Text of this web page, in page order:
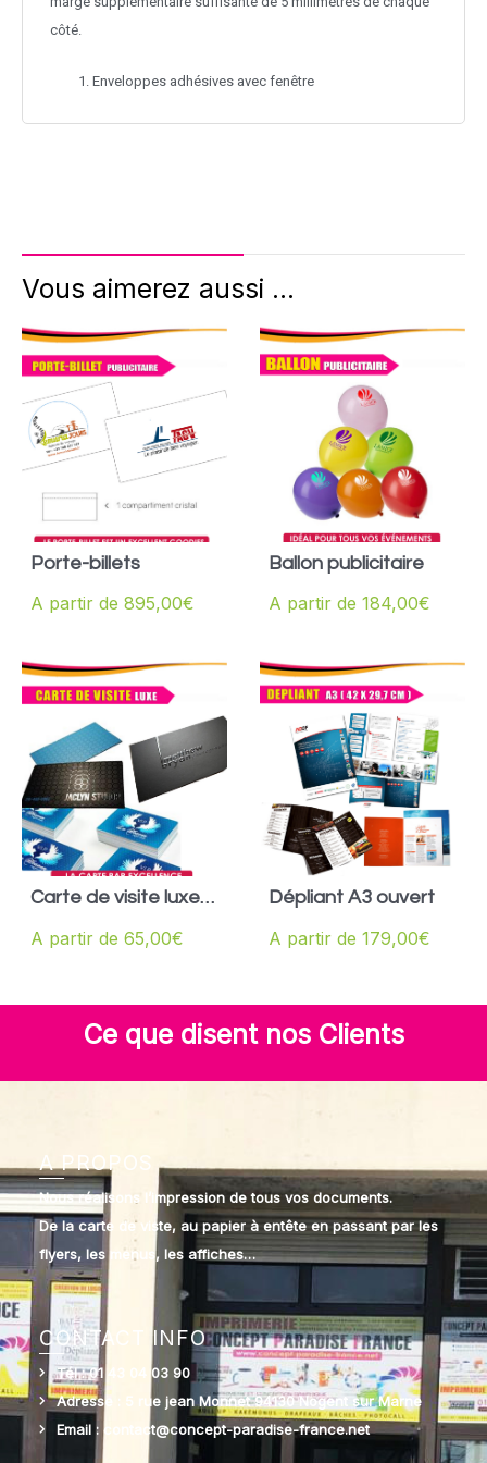
côté.
Enveloppes adhésives avec fenêtre
Vous aimerez aussi ...
Porte-billets
A partir de 895,00€
Ballon publicitaire
A partir de 184,00€
Carte de visite luxe
A partir de 65,00€
Dépliant A3 ouvert
A partir de 179,00€
Ce que disent nos Clients
A PROPOS
Nous réalisons l’impression de tous vos documents.
De la carte de viste, au papier à entête en passant par les
flyers, les menus, les affiches…
CONTACT INFO
Tél : 01 43 04 03 90
Adresse : 5 rue jean Monnet 94130 Nogent sur Marne
Email : contact@concept-paradise-france.net